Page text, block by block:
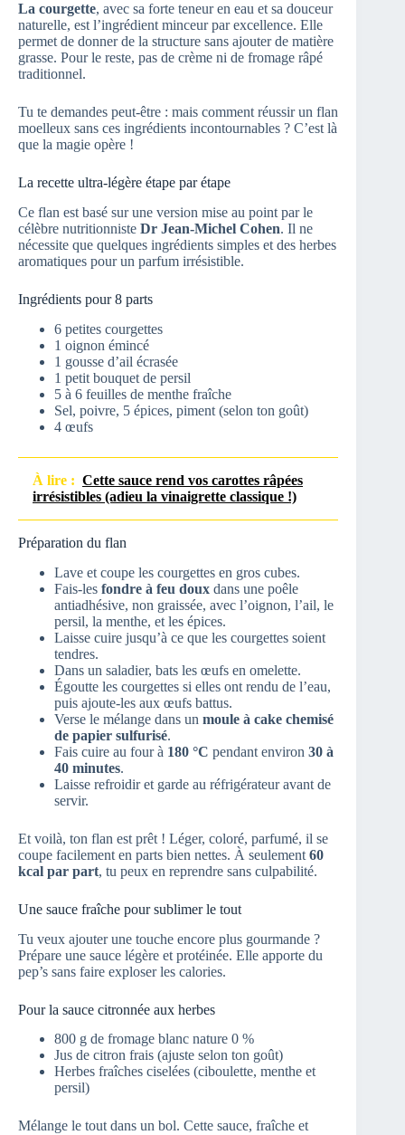
La courgette, avec sa forte teneur en eau et sa douceur
naturelle, est l’ingrédient minceur par excellence. Elle
permet de donner de la structure sans ajouter de matière
grasse. Pour le reste, pas de crème ni de fromage râpé
traditionnel.
Tu te demandes peut-être : mais comment réussir un flan
moelleux sans ces ingrédients incontournables ? C’est là
que la magie opère !
La recette ultra-légère étape par étape
Ce flan est basé sur une version mise au point par le
célèbre nutritionniste Dr Jean-Michel Cohen. Il ne
nécessite que quelques ingrédients simples et des herbes
aromatiques pour un parfum irrésistible.
Ingrédients pour 8 parts
6 petites courgettes
1 oignon émincé
1 gousse d’ail écrasée
1 petit bouquet de persil
5 à 6 feuilles de menthe fraîche
Sel, poivre, 5 épices, piment (selon ton goût)
4 œufs
À lire : Cette sauce rend vos carottes râpées
irrésistibles (adieu la vinaigrette classique !)
Préparation du flan
Lave et coupe les courgettes en gros cubes.
Fais-les fondre à feu doux dans une poêle
antiadhésive, non graissée, avec l’oignon, l’ail, le
persil, la menthe, et les épices.
Laisse cuire jusqu’à ce que les courgettes soient
tendres.
Dans un saladier, bats les œufs en omelette.
Égoutte les courgettes si elles ont rendu de l’eau,
puis ajoute-les aux œufs battus.
Verse le mélange dans un moule à cake chemisé
de papier sulfurisé.
Fais cuire au four à 180 °C pendant environ 30 à
40 minutes.
Laisse refroidir et garde au réfrigérateur avant de
servir.
Et voilà, ton flan est prêt ! Léger, coloré, parfumé, il se
coupe facilement en parts bien nettes. À seulement 60
kcal par part, tu peux en reprendre sans culpabilité.
Une sauce fraîche pour sublimer le tout
Tu veux ajouter une touche encore plus gourmande ?
Prépare une sauce légère et protéinée. Elle apporte du
pep’s sans faire exploser les calories.
Pour la sauce citronnée aux herbes
800 g de fromage blanc nature 0 %
Jus de citron frais (ajuste selon ton goût)
Herbes fraîches ciselées (ciboulette, menthe et
persil)
Mélange le tout dans un bol. Cette sauce, fraîche et